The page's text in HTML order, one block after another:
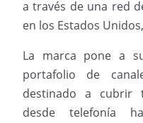
a través de una red
en los Estados
La marca pone a
portafolio de
destinado a cubrir
desde telefonía